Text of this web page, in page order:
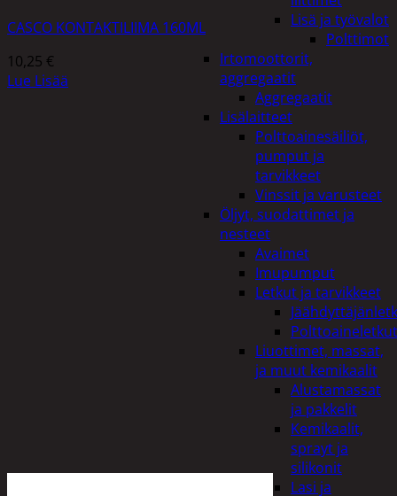
Lisä ja työvalot
Polttimot
Irtomoottorit,
aggregaatit
Aggregaatit
Lisälaitteet
Polttoainesäiliöt,
pumput ja
tarvikkeet
Vinssit ja varusteet
Öljyt, suodattimet ja
nesteet
Avaimet
Imupumput
Letkut ja tarvikkeet
Polttoaineletkut
Liuottimet, massat,
ja muut kemikaalit
Alustamassat
ja pakkelit
Kemikaalit,
sprayt ja
silikonit
Lasi ja
CASCO KONTAKTILIIMA 160ML
10,25 €
Lue Lisää